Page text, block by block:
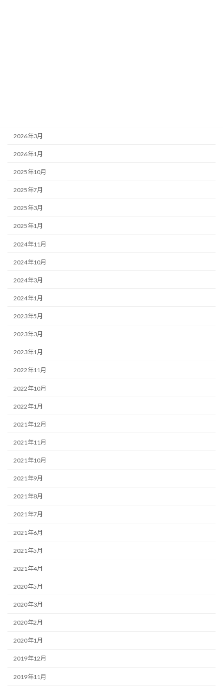
2026年3月
2026年1月
2025年10月
2025年7月
2025年3月
2025年1月
2024年11月
2024年10月
2024年3月
2024年1月
2023年5月
2023年3月
2023年1月
2022年11月
2022年10月
2022年1月
2021年12月
2021年11月
2021年10月
2021年9月
2021年8月
2021年7月
2021年6月
2021年5月
2021年4月
2020年5月
2020年3月
2020年2月
2020年1月
2019年12月
2019年11月